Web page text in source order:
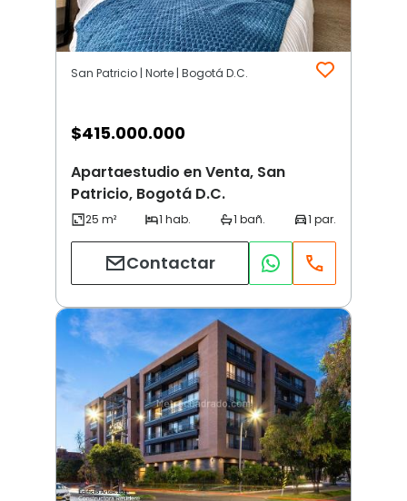
San Patricio | Norte | Bogotá D.C.
$415.000.000
Apartaestudio en Venta, San
Patricio, Bogotá D.C.
Contactar